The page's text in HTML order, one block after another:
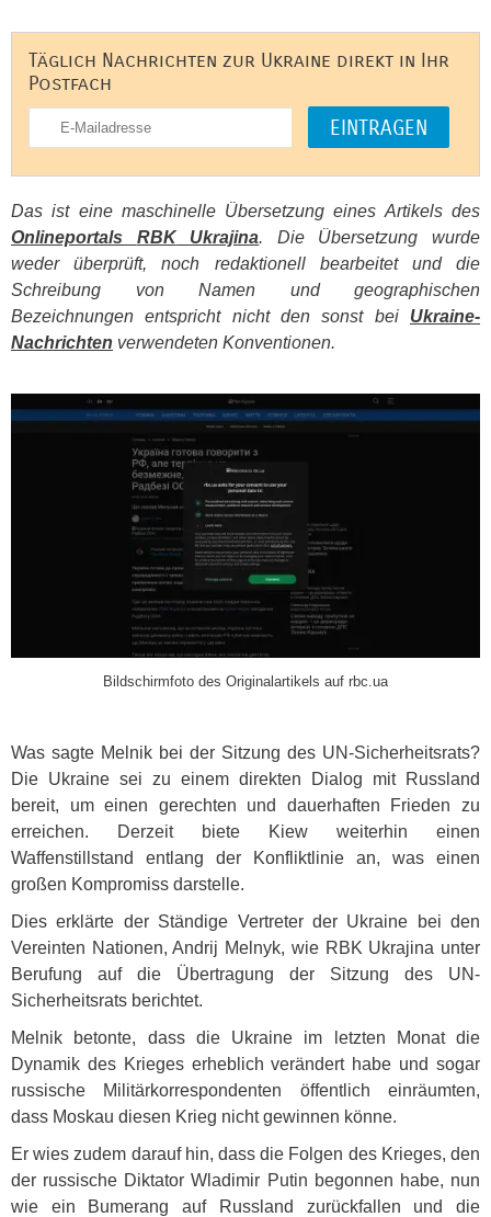
Täglich Nachrichten zur Ukraine direkt in Ihr
Postfach
Das ist eine maschinelle Übersetzung eines Artikels des
Onlineportals RBKUkrajina. Die Übersetzung wurde
weder überprüft, noch redaktionell bearbeitet und die
Schreibung von Namen und geographischen
Bezeichnungen entspricht nicht den sonst bei Ukraine-
Nachrichten verwendeten Konventionen.
Bildschirmfoto des Originalartikels auf rbc.ua
Was sagte Melnik bei der Sitzung des UN-Sicherheitsrats?
Die Ukraine sei zu einem direkten Dialog mit Russland
bereit, um einen gerechten und dauerhaften Frieden zu
erreichen. Derzeit biete Kiew weiterhin einen
Waffenstillstand entlang der Konfliktlinie an, was einen
großen Kompromiss darstelle.
Dies erklärte der Ständige Vertreter der Ukraine bei den
Vereinten Nationen, Andrij Melnyk, wie RBK Ukrajina unter
Berufung auf die Übertragung der Sitzung des UN-
Sicherheitsrats berichtet.
Melnik betonte, dass die Ukraine im letzten Monat die
Dynamik des Krieges erheblich verändert habe und sogar
russische Militärkorrespondenten öffentlich einräumten,
dass Moskau diesen Krieg nicht gewinnen könne.
Er wies zudem darauf hin, dass die Folgen des Krieges, den
der russische Diktator Wladimir Putin begonnen habe, nun
wie ein Bumerang auf Russland zurückfallen und die